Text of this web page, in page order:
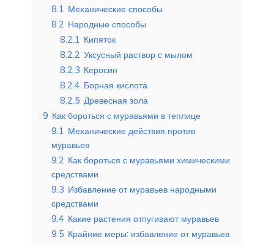
8.1 Механические способы
8.2 Народные способы
8.2.1 Кипяток
8.2.2 Уксусный раствор с мылом
8.2.3 Керосин
8.2.4 Борная кислота
8.2.5 Древесная зола
9 Как бороться с муравьями в теплице
9.1 Механические действия против
муравьев
9.2 Как бороться с муравьями химическими
средствами
9.3 Избавление от муравьев народными
средствами
9.4 Какие растения отпугивают муравьев
9.5 Крайние меры: избавление от муравьев